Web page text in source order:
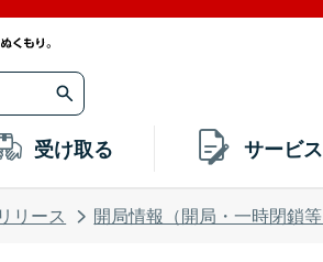
受け取る サービ
リース 開局情報（開局・一時閉鎖等